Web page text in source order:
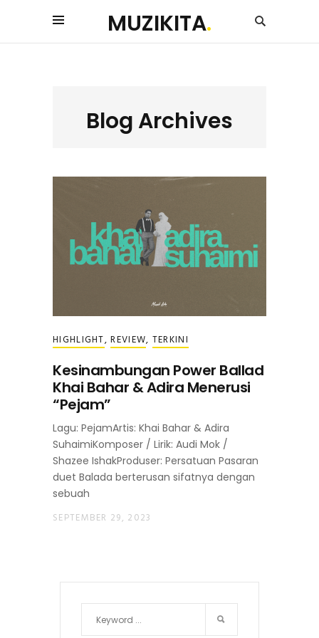
MUZIKITA.
Blog Archives
HIGHLIGHT,REVIEW, TERKINI
Kesinambungan Power Ballad
Khai Bahar & Adira Menerusi
“Pejam”
Lagu: PejamArtis: Khai Bahar & Adira
SuhaimiKomposer / Lirik: Audi Mok /
Shazee IshakProduser: Persatuan Pasaran
duet Balada berterusan sifatnya dengan
sebuah
SEPTEMBER 29, 2023